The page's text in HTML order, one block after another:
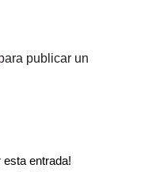
publicar un
esta entrada!